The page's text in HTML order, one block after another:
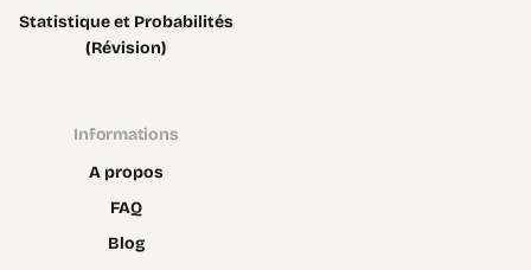
Statistique et Probabilités
(Révision)
Informations
A propos
FAQ
Blog